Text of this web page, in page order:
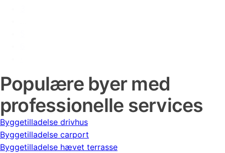
Populære byer med
professionelle services
Byggetilladelse drivhus
Byggetilladelse carport
Byggetilladelse hævet terrasse